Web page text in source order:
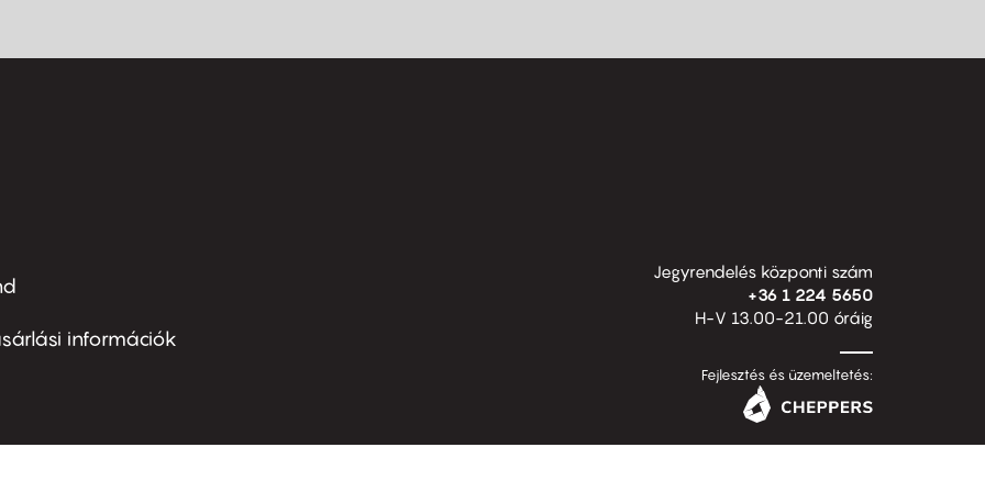
információk
Jegyrendelés központi szám
+36 1 224 5650
H-V 13.00-21.00 óráig
Fejlesztés és üzemeltetés: